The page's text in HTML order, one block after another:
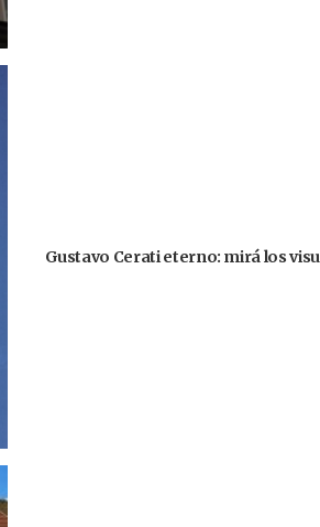
Gustavo Cerati eterno: mirá los